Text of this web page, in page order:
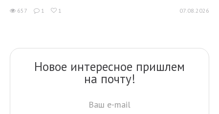
657 1 1 07.08.2026
Новое интересное пришлем
на почту!